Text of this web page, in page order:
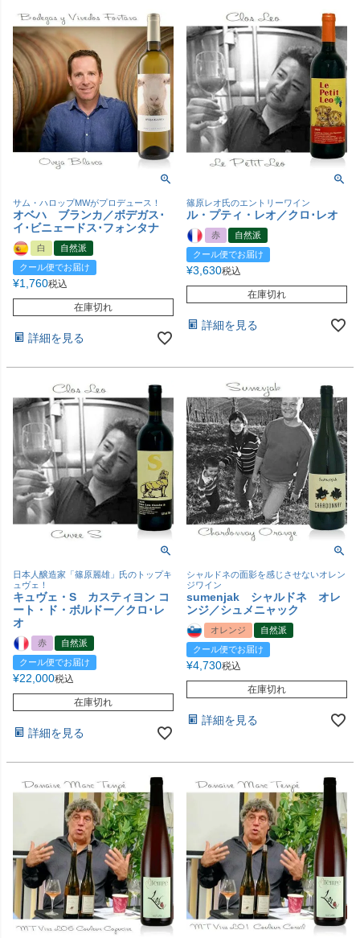
サム・ハロップMWがプロデュース！
オベハ ブランカ／ボデガス･
イ･ビニェードス･フォンタナ
白
自然派
クール便でお届け
¥1,760税込
在庫切れ
詳細を見る
篠原レオ氏のエントリーワイン
ル・プティ・レオ／クロ･レオ
赤
自然派
クール便でお届け
¥3,630税込
在庫切れ
詳細を見る
日本人醸造家「篠原麗雄」氏のトップキ
ュヴェ！
キュヴェ・S カスティヨン コ
ート・ド・ボルドー／クロ･レ
オ
赤
自然派
クール便でお届け
¥22,000税込
在庫切れ
詳細を見る
シャルドネの面影を感じさせないオレン
ジワイン
sumenjak シャルドネ オレ
ンジ／シュメニャック
オレンジ
自然派
クール便でお届け
¥4,730税込
在庫切れ
詳細を見る